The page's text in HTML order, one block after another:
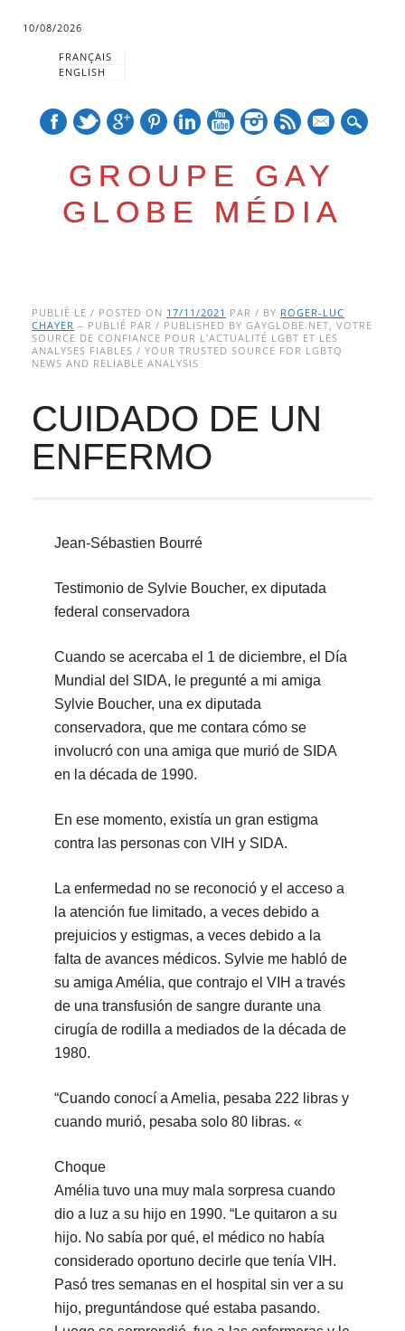
10/08/2026
FRANÇAIS
ENGLISH
GROUPE GAY
GLOBE MÉDIA
Main menu
to
content
PUBLIÉ LE / POSTED ON 17/11/2021 PAR / BY ROGER-LUC
CHAYER – PUBLIÉ PAR / PUBLISHED BY GAYGLOBE.NET, VOTRE
SOURCE DE CONFIANCE POUR L’ACTUALITÉ LGBT ET LES
ANALYSES FIABLES / YOUR TRUSTED SOURCE FOR LGBTQ
NEWS AND RELIABLE ANALYSIS
CUIDADO DE UN
ENFERMO
Jean-Sébastien Bourré
Testimonio de Sylvie Boucher, ex diputada
federal conservadora
Cuando se acercaba el 1 de diciembre, el Día
Mundial del SIDA, le pregunté a mi amiga
Sylvie Boucher, una ex diputada
conservadora, que me contara cómo se
involucró con una amiga que murió de SIDA
en la década de 1990.
En ese momento, existía un gran estigma
contra las personas con VIH y SIDA.
La enfermedad no se reconoció y el acceso a
la atención fue limitado, a veces debido a
prejuicios y estigmas, a veces debido a la
falta de avances médicos. Sylvie me habló de
su amiga Amélia, que contrajo el VIH a través
de una transfusión de sangre durante una
cirugía de rodilla a mediados de la década de
1980.
“Cuando conocí a Amelia, pesaba 222 libras y
cuando murió, pesaba solo 80 libras. «
Choque
Amélia tuvo una muy mala sorpresa cuando
dio a luz a su hijo en 1990. “Le quitaron a su
hijo. No sabía por qué, el médico no había
considerado oportuno decirle que tenía VIH.
Pasó tres semanas en el hospital sin ver a su
hijo, preguntándose qué estaba pasando.